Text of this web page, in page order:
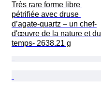
Très rare forme libre
pétrifiée avec druse
d’agate-quartz – un chef-
d'œuvre de la nature et du
temps- 2638.21 g